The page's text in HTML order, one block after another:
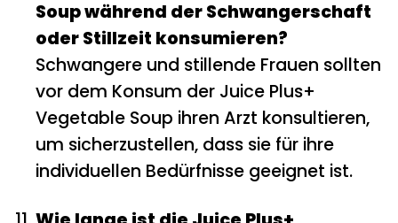
Soup während der Schwangerschaft
oder Stillzeit konsumieren?
Schwangere und stillende Frauen sollten
vor dem Konsum der Juice Plus+
Vegetable Soup ihren Arzt konsultieren,
um sicherzustellen, dass sie für ihre
individuellen Bedürfnisse geeignet ist.